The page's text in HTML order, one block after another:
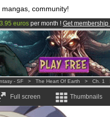
mangas, community!
3.95 euros per month ! Get membership
!.
1000 comics & mangas!.
- SF > The Heart Of Earth > Ch. 1
Full screen Thumbnails